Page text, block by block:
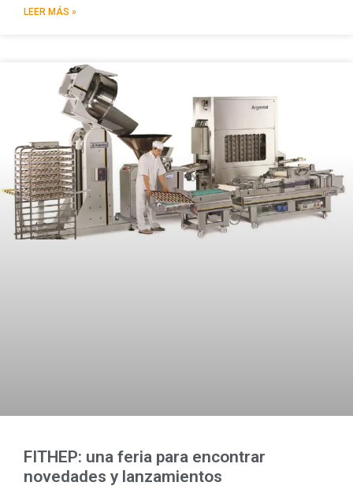
LEER MÁS »
FITHEP: una feria para encontrar
novedades y lanzamientos